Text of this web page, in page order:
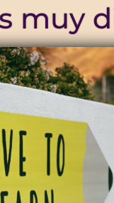
muy